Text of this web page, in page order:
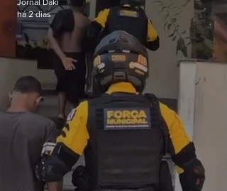
Jornal Daki
há 2 dias